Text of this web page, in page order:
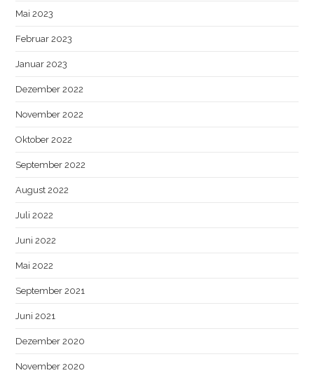
Mai 2023
Februar 2023
Januar 2023
Dezember 2022
November 2022
Oktober 2022
September 2022
August 2022
Juli 2022
Juni 2022
Mai 2022
September 2021
Juni 2021
Dezember 2020
November 2020